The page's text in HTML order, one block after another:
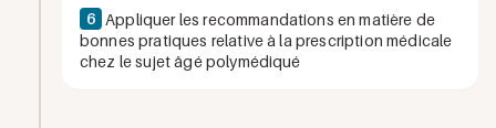
6 Appliquer les recommandations en matière de
bonnes pratiques relative à la prescription médicale
chez le sujet âgé polymédiqué